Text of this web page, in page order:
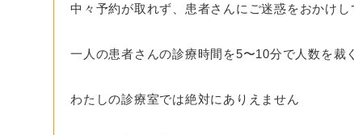
中々予約が取れず、患者さんにご迷惑をおかけし
一人の患者さんの診療時間を5〜10分で人数を裁
わたしの診療室では絶対にありえません